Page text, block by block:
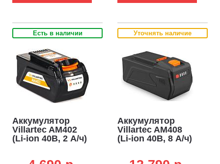
Есть в наличии
Аккумулятор
Villartec AM402
(Li-ion 40В, 2 А/ч)
Уточнять наличие
Аккумулятор
Villartec AM408
(Li-ion 40В, 8 А/ч)